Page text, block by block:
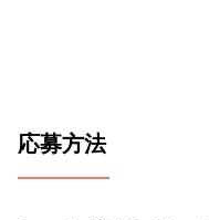
応募方法